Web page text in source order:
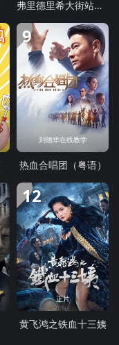
弗里德里希大街站的英雄
9
刘德华在线教学
热血合唱团（粤语）
12
正片
黄飞鸿之铁血十三姨